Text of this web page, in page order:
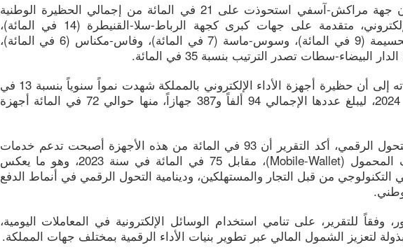
وأوضح التقرير أن جهة مراكش-آسفي استحوذت على 21 في المائة من إجمالي الحظيرة الوطنية
لأجهزة الأداء الإلكتروني، متقدمة على جهات كبرى كجهة الرباط-سلا-القنيطرة (14 في المائة)،
وطنجة-تطوان-الحسيمة (9 في المائة)، وسوس-ماسة (7 في المائة)، وفاس-مكناس (6 في المائة)،
البيضاء-سطات تصدر الترتيب بنسبة 35 في المائة.
وأشار المصدر ذاته إلى أن حظيرة أجهزة الأداء الإلكتروني بالمملكة شهدت نمواً سنوياً بنسبة 13 في
المائة خلال سنة 2024، ليبلغ عددها الإجمالي 94 ألفاً و387 جهازاً، منها حوالي 72 في المائة أجهزة
وفي ما يتعلق بالتحول الرقمي، أكد التقرير أن 93 في المائة من هذه الأجهزة أصبحت تدعم خدمات
الأداء عبر الهاتف المحمول (Mobile-Wallet)، مقابل 75 في المائة في سنة 2023، وهو ما يعكس
التكنولوجي من قبل التجار والمستهلكين، ودينامية التحول الرقمي في أنماط الدفع
وفقاً للتقرير، على تنامي استخدام الوسائل الإلكترونية في المعاملات اليومية،
لتعزيز الشمول المالي عبر تطوير بنيات الأداء الرقمية بمختلف جهات المملكة.